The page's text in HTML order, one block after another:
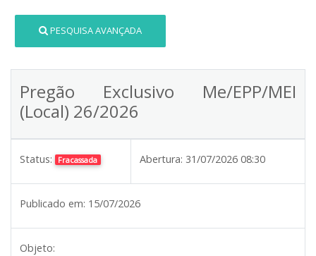
PESQUISA AVANÇADA
Pregão Exclusivo Me/EPP/MEI
(Local) 26/2026
Status: Fracassada Abertura: 31/07/2026 08:30
Publicado em: 15/07/2026
Objeto: